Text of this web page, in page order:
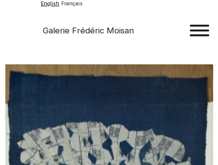
English Français
Galerie Frédéric Moisan